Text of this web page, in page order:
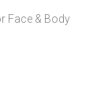
Face & Body